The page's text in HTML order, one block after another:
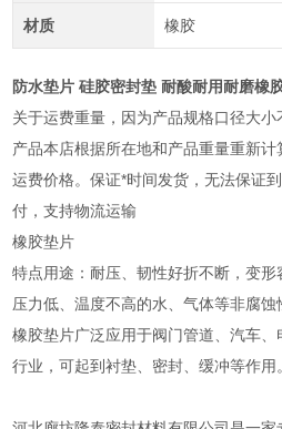
材质 橡胶
防水垫片 硅胶密封垫 耐酸耐用耐磨橡
关于运费重量，因为产品规格口径大
产品本店根据所在地和产品重量重新
运费价格。保证*时间发货，无法保证
付，支持物流运输
橡胶垫片
特点用途：耐压、韧性好折不断，变
压力低、温度不高的水、气体等非腐蚀
橡胶垫片广泛应用于阀门管道、汽车
行业，可起到衬垫、密封、缓冲等作用